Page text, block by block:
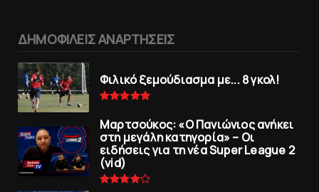
ΔΗΜΟΦΙΛΕΙΣ ΑΝΑΡΤΗΣΕΙΣ
Φιλικό ξεμούδιασμα με... 8 γκολ!
Μαρτσούκος: «Ο Πανιώνιος ανήκει
στη μεγάλη κατηγορία» – Οι
ειδήσεις για τη νέα Super League 2
(vid)